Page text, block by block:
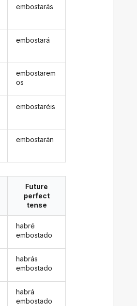
embostarás
embostará
embostarem
os
embostaréis
embostarán
Future
perfect
tense
habré
embostado
habrás
embostado
habrá
embostado